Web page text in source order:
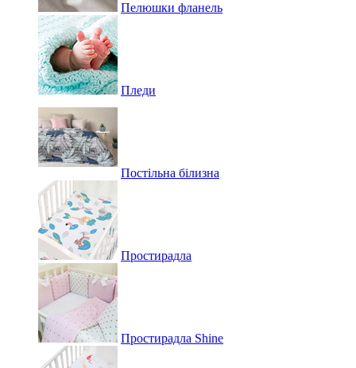
Пелюшки фланель
Пледи
Постільна білизна
Простирадла
Простирадла Shine